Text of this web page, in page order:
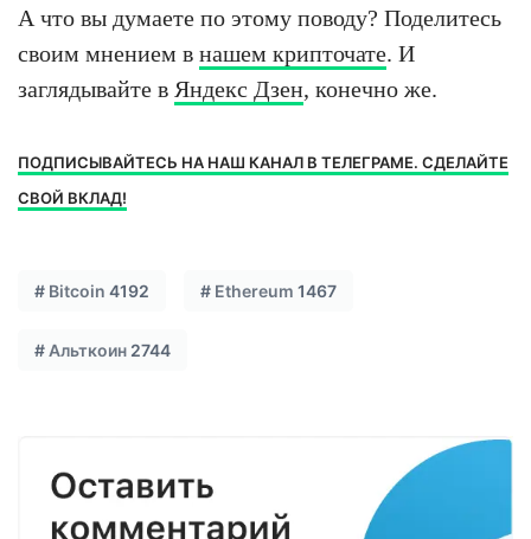
А что вы думаете по этому поводу? Поделитесь
своим мнением в нашем крипточате. И
заглядывайте в Яндекс Дзен, конечно же.
ПОДПИСЫВАЙТЕСЬ НА НАШ КАНАЛ В ТЕЛЕГРАМЕ. СДЕЛАЙТЕ
СВОЙ ВКЛАД!
# Bitcoin 4192 # Ethereum 1467
# Альткоин 2744